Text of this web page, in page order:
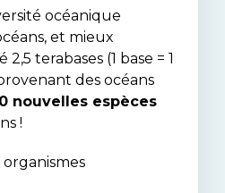
océanique
et mieux
terabases (1 base = 1
des océans
nouvelles espèces
!